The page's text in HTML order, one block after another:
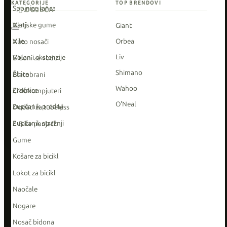
Spojnice lanca
Vanjske gume
Vile
Volan i ekstenzije
Žbice
Zračnice
Zupčanik prednji
Zupčanik stražnji
KATEGORIJE
Alati
Auto nosači
Bidoni za vodu
Blatobrani
Ciklokompjuteri
Dodaci za tubeless
E-Bike punjači
Gume
Košare za bicikl
Lokot za bicikl
Naočale
Nogare
Nosač bidona
TOP BRENDOVI
Giant
Orbea
Liv
Shimano
Wahoo
O'Neal
ODJEĆA